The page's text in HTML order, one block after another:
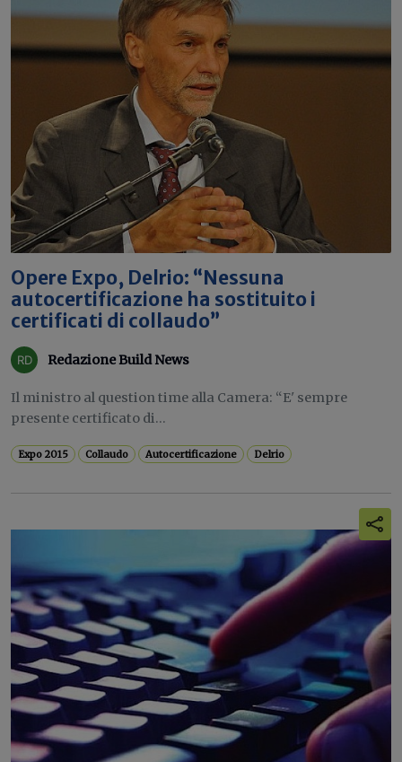
Opere Expo, Delrio: “Nessuna
autocertificazione ha sostituito i
certificati di collaudo”
Redazione Build News
Il ministro al question time alla Camera: “E' sempre
presente certificato di...
Expo 2015 Collaudo Autocertificazione Delrio